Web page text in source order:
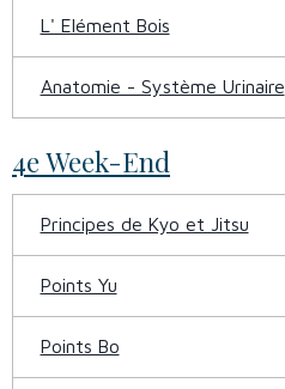
L' Elément Bois
Anatomie - Système Urinaire
4e Week-End
Principes de Kyo et Jitsu
Points Yu
Points Bo